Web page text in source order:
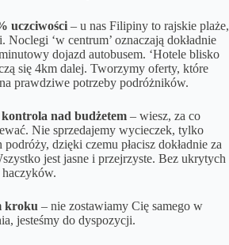
uczciwości – u nas Filipiny to rajskie plaże,
‘w centrum’ oznaczają dokładnie
dojazd autobusem. ‘Hotele blisko
się 4km dalej. Tworzymy oferty, które
prawdziwe potrzeby podróżników.
kontrola nad budżetem – wiesz, za co
Nie sprzedajemy wycieczek, tylko
dzięki czemu płacisz dokładnie za
jest jasne i przejrzyste. Bez ukrytych
kroku – nie zostawiamy Cię samego w
jesteśmy do dyspozycji.